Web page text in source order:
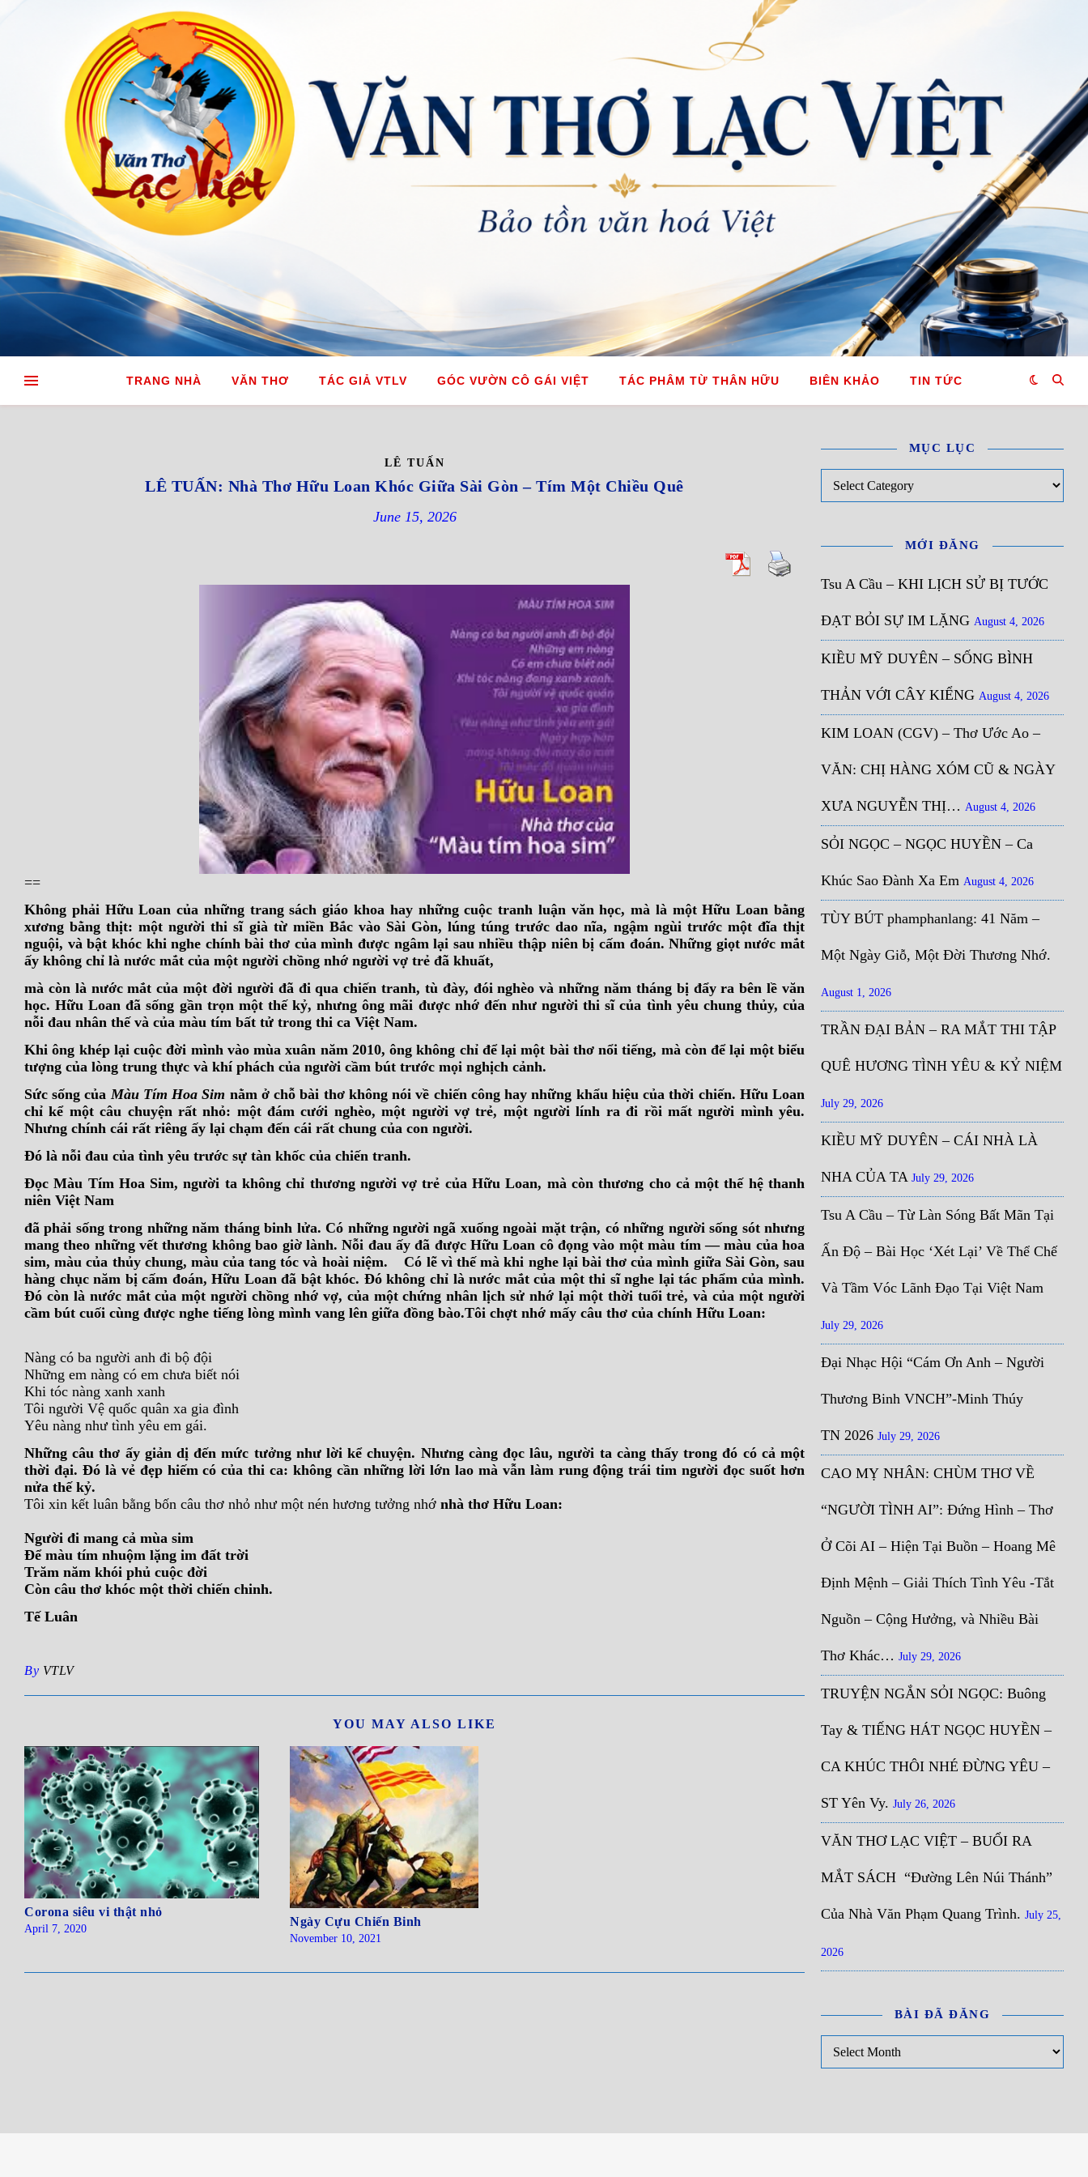
TRANG NHÀ VĂN THƠ TÁC GIẢ VTLV GÓC VƯỜN CÔ GÁI VIỆT TÁC PHÂM TỪ THÂN HỮU BIÊN KHẢO TIN TỨC
LÊ TUẤN
LÊ TUẤN: Nhà Thơ Hữu Loan Khóc Giữa Sài Gòn – Tím Một Chiều Quê
June 15, 2026
==
Không phải Hữu Loan của những trang sách giáo khoa hay những cuộc tranh luận văn học, mà là một Hữu Loan bằng
xương bằng thịt: một người thi sĩ già từ miền Bắc vào Sài Gòn, lúng túng trước dao nĩa, ngậm ngùi trước một đĩa thịt
nguội, và bật khóc khi nghe chính bài thơ của mình được ngâm lại sau nhiều thập niên bị cấm đoán. Những giọt nước mắt
ấy không chỉ là nước mắt của một người chồng nhớ người vợ trẻ đã khuất,
mà còn là nước mắt của một đời người đã đi qua chiến tranh, tù đày, đói nghèo và những năm tháng bị đẩy ra bên lề văn
học. Hữu Loan đã sống gần trọn một thế kỷ,nhưng ông mãi được nhớ đến như người thi sĩ của tình yêu chung thủy, của
nỗi đau nhân thế và của màu tím bất tử trong thi ca Việt Nam.
Khi ông khép lại cuộc đời mình vào mùa xuân năm 2010, ông không chỉ để lại một bài thơ nổi tiếng, mà còn để lại một biểu
tượng của lòng trung thực và khí phách của người cầm bút trước mọi nghịch cảnh.
Sức sống củaMàu Tím Hoa Sim nằm ở chỗ bài thơ không nói về chiến công hay những khẩu hiệu của thời chiến. Hữu Loan
chỉ kể một câu chuyện rất nhỏ: một đám cưới nghèo, một người vợ trẻ, một người lính ra đi rồi mất người mình yêu.
Nhưng chính cái rất riêng ấy lại chạm đến cái rất chung của con người.
Đó là nỗi đau của tình yêu trước sự tàn khốc của chiến tranh.
Đọc Màu Tím Hoa Sim, người ta không chỉ thương người vợ trẻ của Hữu Loan, mà còn thương cho cả một thế hệ thanh
niên Việt Nam
đã phải sống trong những năm tháng binh lửa. Có những người ngã xuống ngoài mặt trận, có những người sống sót nhưng
mang theo những vết thương không bao giờ lành. Nỗi đau ấy đã được Hữu Loan cô đọng vào một màu tím — màu của hoa
sim, màu của thủy chung, màu của tang tóc và hoài niệm. Có lẽ vì thế mà khi nghe lại bài thơ của mình giữa Sài Gòn, sau
hàng chục năm bị cấm đoán, Hữu Loan đã bật khóc. Đó không chỉ là nước mắt của một thi sĩ nghe lại tác phẩm của mình.
Đó còn là nước mắt của một người chồng nhớ vợ, của một chứng nhân lịch sử nhớ lại một thời tuổi trẻ, và của một người
cầm bút cuối cùng được nghe tiếng lòng mình vang lên giữa đồng bào.Tôi chợt nhớ mấy câu thơ của chính Hữu Loan:
Nàng có ba người anh đi bộ đội
Những em nàng có em chưa biết nói
Khi tóc nàng xanh xanh
Tôi người Vệ quốc quân xa gia đình
Yêu nàng như tình yêu em gái.
Những câu thơ ấy giản dị đến mức tưởng như lời kể chuyện. Nhưng càng đọc lâu, người ta càng thấy trong đó có cả một
thời đại. Đó là vẻ đẹp hiếm có của thi ca: không cần những lời lớn lao mà vẫn làm rung động trái tim người đọc suốt hơn
nửa thế kỷ.
Tôi xin kết luân bằng bốn câu thơ nhỏ như một nén hương tưởng nhớ nhà thơ Hữu Loan:
Người đi mang cả mùa sim
Để màu tím nhuộm lặng im đất trời
Trăm năm khói phủ cuộc đời
Còn câu thơ khóc một thời chiến chinh.
Tế Luân
By VTLV
YOU MAY ALSO LIKE
Corona siêu vi thật nhỏ
April 7, 2020
Ngày Cựu Chiến Binh
November 10, 2021
MỤC LỤC
MỚI ĐĂNG
Tsu A Cầu – KHI LỊCH SỬ BỊ TƯỚC
ĐẠT BỎI SỰ IM LẶNG August 4, 2026
KIỀU MỸ DUYÊN – SỐNG BÌNH
THẢN VỚI CÂY KIỂNG August 4, 2026
KIM LOAN (CGV) – Thơ Ước Ao –
VĂN: CHỊ HÀNG XÓM CŨ & NGÀY
XƯA NGUYỄN THỊ… August 4, 2026
SỎI NGỌC – NGỌC HUYỀN – Ca
Khúc Sao Đành Xa Em August 4, 2026
TÙY BÚT phamphanlang: 41 Năm –
Một Ngày Giỗ, Một Đời Thương Nhớ.
August 1, 2026
TRẦN ĐẠI BẢN – RA MẮT THI TẬP
QUÊ HƯƠNG TÌNH YÊU & KỶ NIỆM
July 29, 2026
KIỀU MỸ DUYÊN – CÁI NHÀ LÀ
NHA CỦA TA July 29, 2026
Tsu A Cầu – Từ Làn Sóng Bất Mãn Tại
Ấn Độ – Bài Học ‘Xét Lại’ Về Thể Chế
Và Tầm Vóc Lãnh Đạo Tại Việt Nam
July 29, 2026
Đại Nhạc Hội “Cám Ơn Anh – Người
Thương Binh VNCH”-Minh Thúy
TN 2026 July 29, 2026
CAO MỴ NHÂN: CHÙM THƠ VỀ
“NGƯỜI TÌNH AI”: Đứng Hình – Thơ
Ở Cõi AI – Hiện Tại Buồn – Hoang Mê
Định Mệnh – Giải Thích Tình Yêu -Tắt
Nguồn – Cộng Hưởng, và Nhiều Bài
Thơ Khác… July 29, 2026
TRUYỆN NGẮN SỎI NGỌC: Buông
Tay & TIẾNG HÁT NGỌC HUYỀN –
CA KHÚC THÔI NHÉ ĐỪNG YÊU –
ST Yên Vy. July 26, 2026
VĂN THƠ LẠC VIỆT – BUỔI RA
MẮT SÁCH “Đường Lên Núi Thánh”
Của Nhà Văn Phạm Quang Trình. July 25,
2026
BÀI ĐÃ ĐĂNG